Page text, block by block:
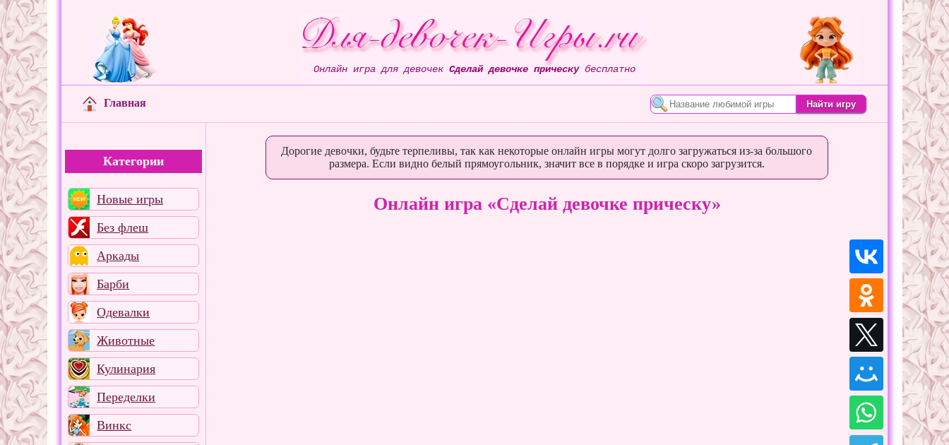
Онлайн игра для девочек Сделай девочке прическубесплатно
Главная
Категории
Новые игры
Без флеш
Аркады
Барби
Одевалки
Животные
Кулинария
Переделки
Винкс
Дорогие девочки, будьте терпеливы, так как некоторые онлайн игры могут долго загружаться из-за большого
размера. Если видно белый прямоугольник, значит все в порядке и игра скоро загрузится.
Онлайн игра «Сделай девочке прическу»